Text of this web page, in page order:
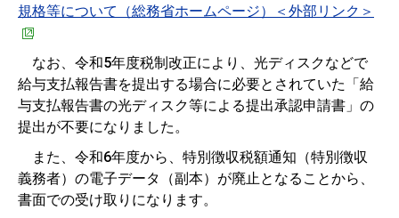
規格等について（総務省ホームページ）＜外部リンク＞
なお、令和5年度税制改正により、光ディスクなどで
給与支払報告書を提出する場合に必要とされていた「給
与支払報告書の光ディスク等による提出承認申請書」の
提出が不要になりました。
また、令和6年度から、特別徴収税額通知（特別徴収
義務者）の電子データ（副本）が廃止となることから、
書面での受け取りになります。